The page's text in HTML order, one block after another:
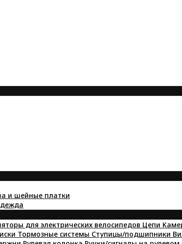
и шейные платки
для электрических велосипедов Цепи
Тормозные системы Ступицы/подшипники